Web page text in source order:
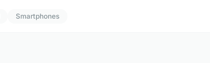
Smartphones